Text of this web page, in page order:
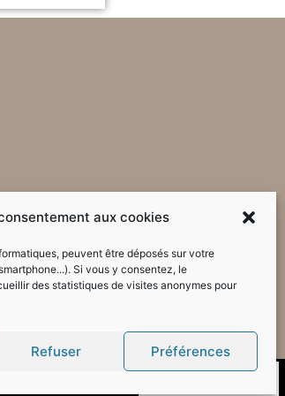
aux cookies
peuvent être déposés sur votre
Si vous y consentez, le
des statistiques de visites anonymes pour
Refuser Préférences